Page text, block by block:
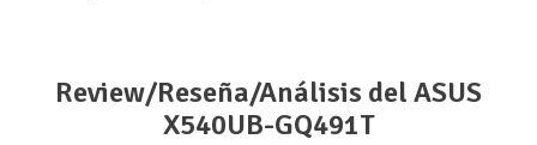
Review/Reseña/Análisis del ASUS
X540UB-GQ491T